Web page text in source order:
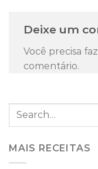
Deixe um
Você precisa
comentário.
MAIS RECEITAS